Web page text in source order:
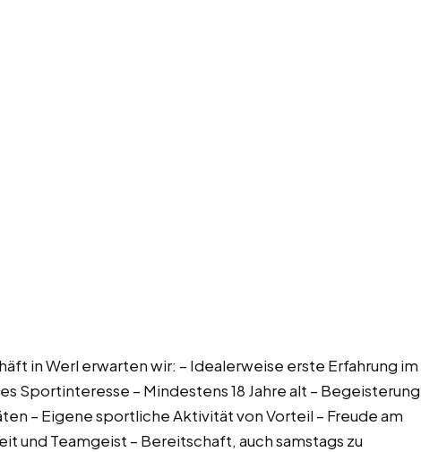
in Werl erwarten wir: – Idealerweise erste Erfahrung im
Sportinteresse – Mindestens 18 Jahre alt – Begeisterung
– Eigene sportliche Aktivität von Vorteil – Freude am
und Teamgeist – Bereitschaft, auch samstags zu